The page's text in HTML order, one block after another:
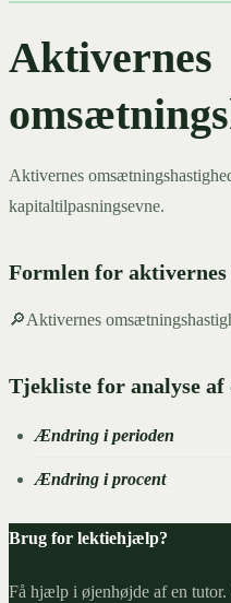
Aktivernes
Aktivernes
kapitaltilpasningsevne.
Formlen for
🔎Aktivernes
Tjekliste for analyse af
Ændring i perioden
Ændring i procent
Brug for lektiehjælp?
Få hjælp i øjenhøjde af en tutor.